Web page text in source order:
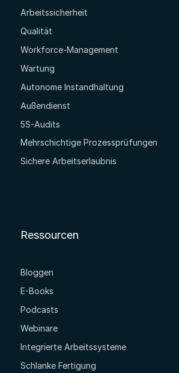
Arbeitssicherheit
Qualität
Workforce-Management
Wartung
Autonome Instandhaltung
Außendienst
5S-Audits
Mehrschichtige Prozessprüfungen
Sichere Arbeitserlaubnis
Ressourcen
Bloggen
E-Books
Podcasts
Webinare
Integrierte Arbeitssysteme
Schlanke Fertigung